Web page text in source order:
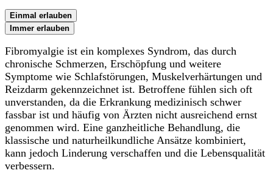
Einmal erlauben
Immer erlauben
Fibromyalgie ist ein komplexes Syndrom, das durch
chronische Schmerzen, Erschöpfung und weitere
Symptome wie Schlafstörungen, Muskelverhärtungen und
Reizdarm gekennzeichnet ist. Betroffene fühlen sich oft
unverstanden, da die Erkrankung medizinisch schwer
fassbar ist und häufig von Ärzten nicht ausreichend ernst
genommen wird. Eine ganzheitliche Behandlung, die
klassische und naturheilkundliche Ansätze kombiniert,
kann jedoch Linderung verschaffen und die Lebensqualität
verbessern.